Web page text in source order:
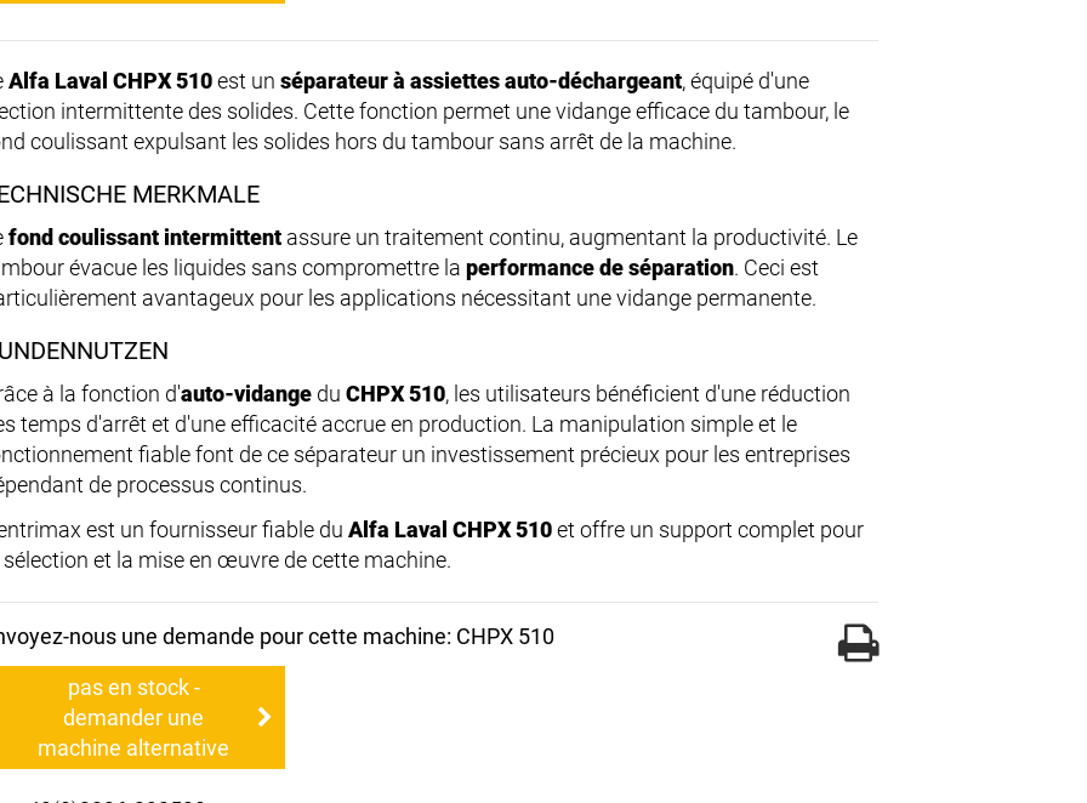
Alfa Laval CHPX 510est un séparateur à assiettes auto-déchargeant, équipé d'une
intermittente des solides. Cette fonction permet une vidange efficace du tambour, le
coulissant expulsant les solides hors du tambour sans arrêt de la machine.
MERKMALE
fond coulissant intermittent assure un traitement continu, augmentant la productivité. Le
évacue les liquides sans compromettre la performance de séparation. Ceci est
avantageux pour les applications nécessitant une vidange permanente.
à la fonction d'auto-vidange du CHPX 510, les utilisateurs bénéficient d'une réduction
temps d'arrêt et d'une efficacité accrue en production. La manipulation simple et le
fiable font de ce séparateur un investissement précieux pour les entreprises
de processus continus.
est un fournisseur fiable du Alfa Laval CHPX 510et offre un support complet pour
sélection et la mise en œuvre de cette machine.
nous une demande pour cette machine: CHPX 510
pas en stock -
demander une
machine alternative